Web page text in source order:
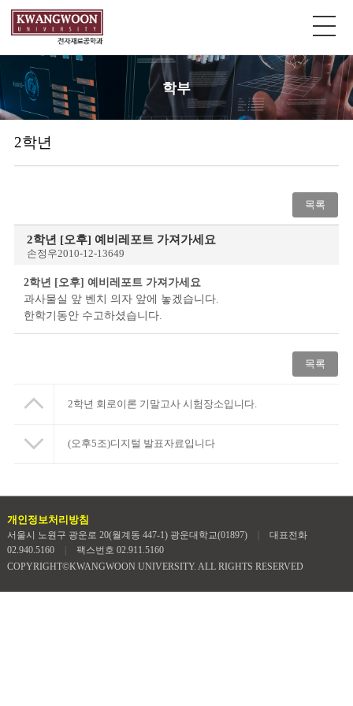
학부
2학년
목록
2학년 [오후] 예비레포트 가져가세요
손정우2010-12-13649
2학년 [오후] 예비레포트 가져가세요
과사물실 앞 벤치 의자 앞에 놓겠습니다.
한학기동안 수고하셨습니다.
목록
2학년 회로이론 기말고사 시험장소입니다.
(오후5조)디지털 발표자료입니다
개인정보처리방침
서울시 노원구 광운로 20(월계동 447-1) 광운대학교(01897)
대표전화
02.940.5160
팩스번호 02.911.5160
COPYRIGHT©KWANGWOON UNIVERSITY. ALL RIGHTS RESERVED